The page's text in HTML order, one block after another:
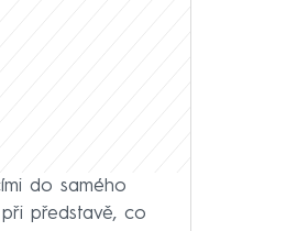
do samého
představě, co